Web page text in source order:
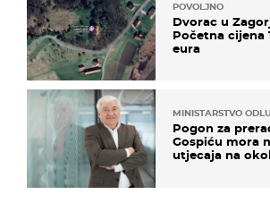
POVOLJNO
Dvorac u
Početna cijena
eura
MINISTARSTVO
Pogon za
Gospiću mora
utjecaja na